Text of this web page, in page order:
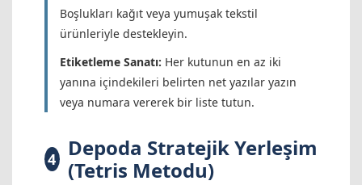
Boşlukları kağıt veya yumuşak tekstil
ürünleriyle destekleyin.
Etiketleme Sanatı: Her kutunun en az iki
yanına içindekileri belirten net yazılar yazın
veya numara vererek bir liste tutun.
4
Depoda Stratejik Yerleşim
(Tetris Metodu)